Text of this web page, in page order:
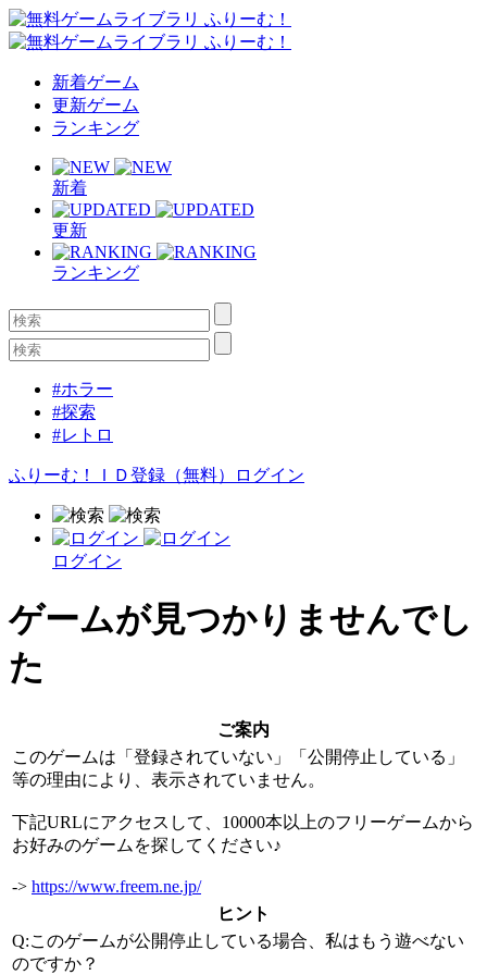
新着ゲーム
更新ゲーム
ランキング
新着
更新
ランキング
#ホラー
#探索
#レトロ
ふりーむ！ＩＤ登録（無料） ログイン
ログイン
ゲームが見つかりませんでし
た
ご案内
このゲームは「登録されていない」「公開停止している」
等の理由により、表示されていません。
下記URLにアクセスして、10000本以上のフリーゲームから
お好みのゲームを探してください♪
-> https://www.freem.ne.jp/
ヒント
Q:このゲームが公開停止している場合、私はもう遊べない
のですか？